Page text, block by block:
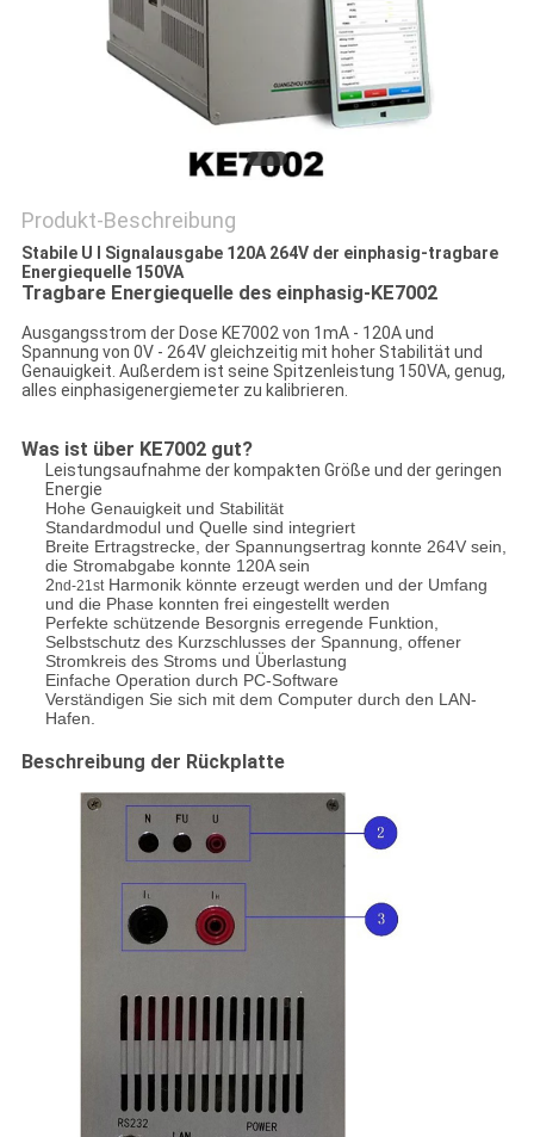
POLICY
Produkt-Beschreibung
Stabile U I Signalausgabe 120A 264V der einphasig-tragbare
Energiequelle 150VA
Tragbare Energiequelle des einphasig-KE7002
Ausgangsstrom der Dose KE7002 von 1mA - 120A und
Spannung von 0V - 264V gleichzeitig mit hoher Stabilität und
Genauigkeit. Außerdem ist seine Spitzenleistung 150VA, genug,
alles einphasigenergiemeter zu kalibrieren.
Was ist über KE7002 gut?
Leistungsaufnahme der kompakten Größe und der geringen
Energie
Hohe Genauigkeit und Stabilität
Standardmodul und Quelle sind integriert
Breite Ertragstrecke, der Spannungsertrag konnte 264V sein,
die Stromabgabe konnte 120A sein
2nd-21stHarmonik könnte erzeugt werden und der Umfang
und die Phase konnten frei eingestellt werden
Perfekte schützende Besorgnis erregende Funktion,
Selbstschutz des Kurzschlusses der Spannung, offener
Stromkreis des Stroms und Überlastung
Einfache Operation durch PC-Software
Verständigen Sie sich mit dem Computer durch den LAN-
Hafen.
Beschreibung der Rückplatte